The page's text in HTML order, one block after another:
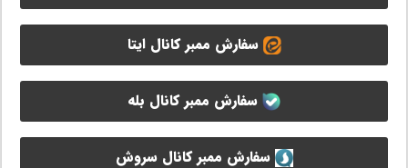
سفارش ممبر کانال ایتا
سفارش ممبر کانال بله
سفارش ممبر کانال سروش